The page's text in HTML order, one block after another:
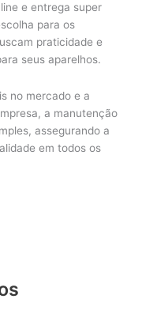
e entrega super
para os
praticidade e
seus aparelhos.
no mercado e a
a manutenção
assegurando a
em todos os